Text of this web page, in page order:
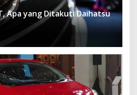
Apa yang Ditakuti Daihatsu